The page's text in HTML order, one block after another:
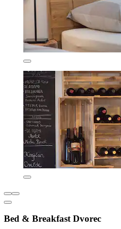
Bed & Breakfast Dvorec